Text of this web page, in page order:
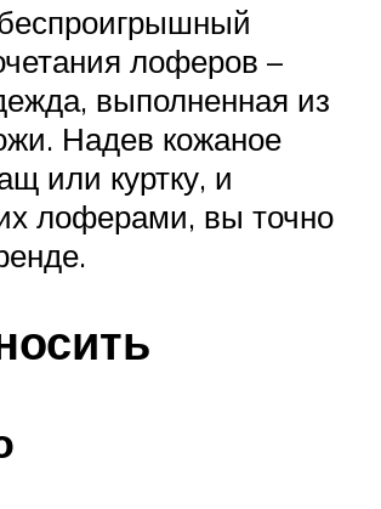
лоферов –
выполненная из
Надев кожаное
или куртку, и
лоферами, вы точно